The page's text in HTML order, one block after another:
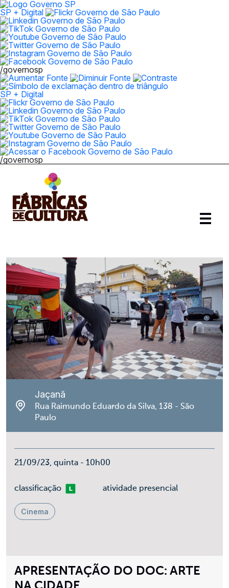
SP + Digital
/governosp
SP + Digital
/governosp
APRESENTAÇÃO DO DOC: ARTE
Jaçanã
Rua Raimundo Eduardo da Silva, 138 - São
Paulo
21/09/23, quinta - 10h00
classificaçãoLivre atividade presencial
Cinema